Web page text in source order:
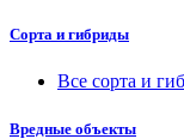
Сорта и гибриды
Все сорта и
Вредные объекты